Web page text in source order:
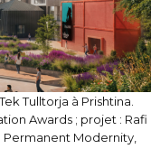
Tulltorja à Prishtina.
Awards ; projet : Rafi
Permanent Modernity,